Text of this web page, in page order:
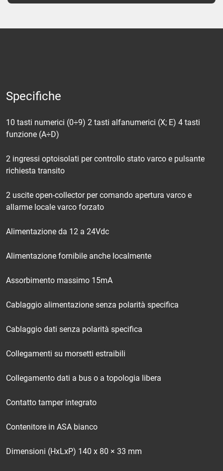
Specifiche
10 tasti numerici (0÷9) 2 tasti alfanumerici (X; E) 4 tasti
funzione (A÷D)
2 ingressi optoisolati per controllo stato varco e pulsante
richiesta transito
2 uscite open-collector per comando apertura varco e
allarme locale varco forzato
Alimentazione da 12 a 24Vdc
Alimentazione fornibile anche localmente
Assorbimento massimo 15mA
Cablaggio alimentazione senza polarità specifica
Cablaggio dati senza polarità specifica
Collegamenti su morsetti estraibili
Collegamento dati a bus o a topologia libera
Contatto tamper integrato
Contenitore in ASA bianco
Dimensioni (HxLxP) 140 x 80 × 33 mm